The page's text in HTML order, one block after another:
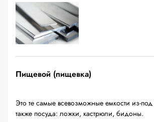
Пищевой (пищевка)
Это те самые всевозможные емкости из-
также посуда: ложки, кастрюли, бидоны.